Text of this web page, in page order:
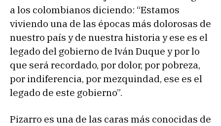
a los colombianos diciendo: “Estamos
viviendo una de las épocas más dolorosas de
nuestro país y de nuestra historia y ese es el
legado del gobierno de Iván Duque y por lo
que será recordado, por dolor, por pobreza,
por indiferencia, por mezquindad, ese es el
legado de este gobierno”.
Pizarro es una de las caras más conocidas de